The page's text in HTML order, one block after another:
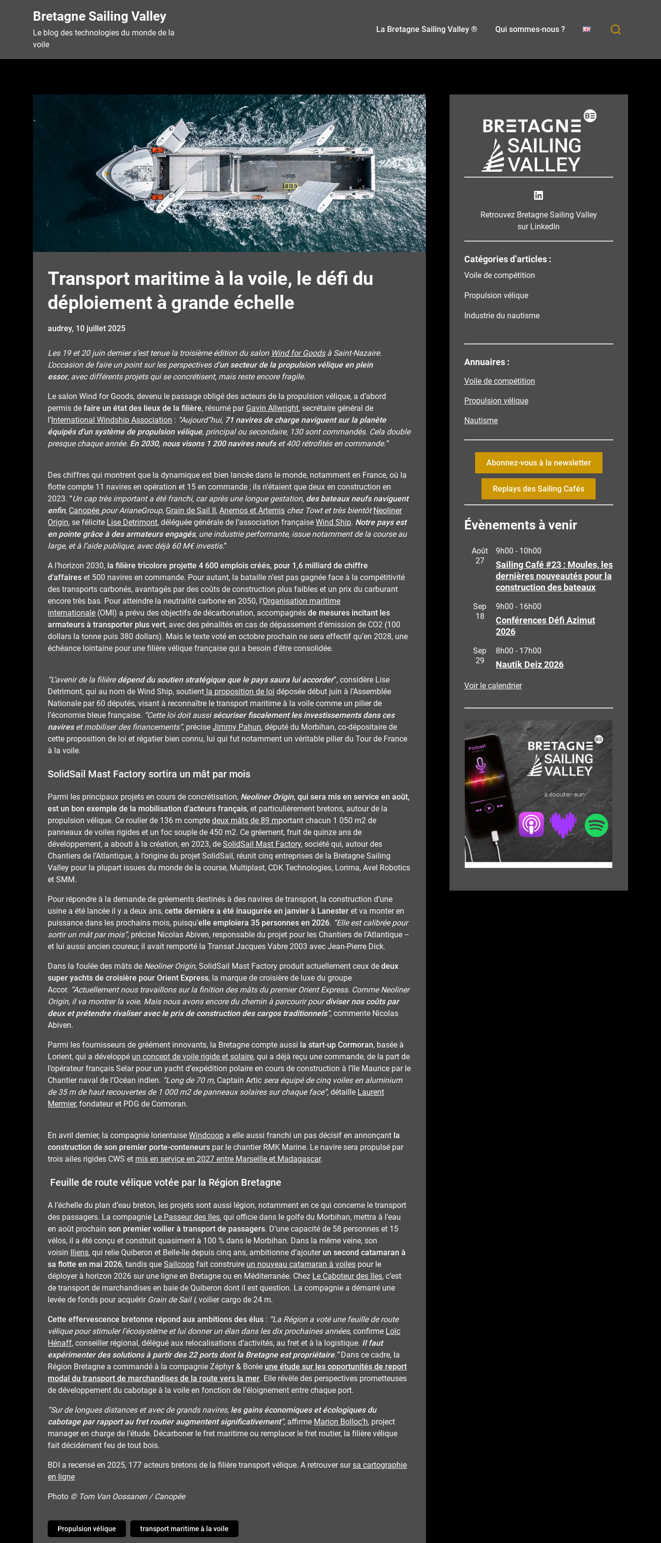
Bretagne Sailing Valley
Le blog des technologies du monde de la
voile
La Bretagne Sailing Valley ® Qui sommes-nous ?
Transport maritime à la voile, le défi du
déploiement à grande échelle
audrey, 10 juillet 2025
Les 19 et 20 juin dernier s’est tenue la troisième édition du salon Wind for Goodsà Saint-Nazaire.
L’occasion de faire un point sur les perspectives d’un secteur de la propulsion vélique en plein
essor, avec différents projets qui se concrétisent, mais reste encore fragile.
Le salon Wind for Goods, devenu le passage obligé des acteurs de la propulsion vélique, a d’abord
permis defaire un état des lieux de la filière, résumé par Gavin Allwright, secrétaire général de
l’International Windship Association : “Aujourd”hui, 71 navires de charge naviguent sur la planète
équipés d’un système de propulsion vélique, principal ou secondaire, 130 sont commandés. Cela double
presque chaque année. En 2030, nous visons 1 200 navires neufset 400 rétrofités en commande.”
Des chiffres qui montrent que la dynamique est bien lancée dans le monde, notamment en France, où la
flotte compte 11 navires en opération et 15 en commande ; ils n’étaient que deux en construction en
2023. “Un cap très important a été franchi, car après une longue gestation, des bateaux neufs naviguent
enfin, Canopée pour ArianeGroup, Grain de Sail II,Anemos et Artemis chez Towt et très bientôtNeoliner
Origin,se félicite Lise Detrimont, déléguée générale de l’association françaiseWind Ship. Notre pays est
en pointe grâce à des armateurs engagés, une industrie performante, issue notamment de la course au
large, et à l’aide publique, avec déjà 60 M€ investis.”
A l’horizon 2030, la filière tricolore projette 4 600 emplois créés, pour 1,6 milliard de chiffre
d’affaires et 500 navires en commande. Pour autant, la bataille n’est pas gagnée face à la compétitivité
des transports carbonés, avantagés par des coûts de construction plus faibles et un prix du carburant
encore très bas. Pour atteindre la neutralité carbone en 2050, l’Organisation maritime
internationale (OMI) a prévu des objectifs de décarbonation, accompagnésde mesures incitant les
armateurs à transporter plus vert, avec des pénalités en cas de dépassement d‘émission de CO2 (100
dollars la tonne puis 380 dollars). Mais le texte voté en octobre prochain ne sera effectif qu’en 2028, une
échéance lointaine pour une filière vélique française qui a besoin d’être consolidée.
“L’avenir de la filièredépend du soutien stratégique que le pays saura lui accorder”, considère Lise
Detrimont, qui au nom de Wind Ship, soutient la proposition de loi déposée début juin à l’Assemblée
Nationale par 60 députés, visant à reconnaître le transport maritime à la voile comme un pilier de
l’économie bleue française. “Cette loi doit aussisécuriser fiscalement les investissements dans ces
navireset mobiliser des financements”, préciseJimmy Pahun, député du Morbihan, co-dépositaire de
cette proposition de loi et régatier bien connu, lui qui fut notamment un véritable pilier du Tour de France
à la voile.
SolidSail Mast Factory sortira un mât par mois
Parmi les principaux projets en cours de concrétisation, Neoliner Origin, qui sera mis en service en août,
est un bon exemple de la mobilisation d’acteurs français, et particulièrement bretons, autour de la
propulsion vélique. Ce roulier de 136 m comptedeux mâts de 89 mportant chacun 1 050 m2 de
panneaux de voiles rigides et un foc souple de 450 m2. Ce gréement, fruit de quinze ans de
développement, a abouti à la création, en 2023, deSolidSail Mast Factory, société qui, autour des
Chantiers de l’Atlantique, à l’origine du projet SolidSail, réunit cinq entreprises de la Bretagne Sailing
Valley pour la plupart issues du monde de la course, Multiplast, CDK Technologies, Lorima, Avel Robotics
et SMM.
Pour répondre à la demande de gréements destinés à des navires de transport, la construction d’une
usine a été lancée il y a deux ans,cette dernière a été inaugurée en janvier à Lanester et va monter en
puissance dans les prochains mois, puisqu’elle emploiera 35 personnes en 2026. “Elle est calibrée pour
sortir un mât par mois”, précise Nicolas Abiven, responsable du projet pour les Chantiers de l’Atlantique –
et lui aussi ancien coureur, il avait remporté la Transat Jacques Vabre 2003 avec Jean-Pierre Dick.
Dans la foulée des mâts de Neoliner Origin, SolidSail Mast Factory produit actuellement ceux dedeux
super yachts de croisière pour Orient Express, la marque de croisière de luxe du groupe
Accor. “Actuellement nous travaillons sur la finition des mâts du premier Orient Express. Comme Neoliner
Origin, il va montrer la voie. Mais nous avons encore du chemin à parcourir pourdiviser nos coûts par
deux et prétendre rivaliser avec le prix de construction des cargos traditionnels”, commente Nicolas
Abiven.
Parmi les fournisseurs de gréément innovants, la Bretagne compte aussi la start-up Cormoran, basée à
Lorient, qui a développé un concept de voile rigide et solaire, qui a déjà reçu une commande, de la part de
l’opérateur français Selar pour un yacht d’expédition polaire en cours de construction à l’île Maurice par le
Chantier naval de l’Océan indien. “Long de 70 m, Captain Artic sera équipé de cinq voiles en aluminium
de 35 m de haut recouvertes de 1 000 m2 de panneaux solaires sur chaque face”,détaille Laurent
Mermier, fondateur et PDG de Cormoran.
En avril dernier, la compagnie lorientaiseWindcoop a elle aussi franchi un pas décisif en annonçant la
construction de son premier porte-conteneurs par le chantier RMK Marine. Le navire sera propulsé par
trois ailes rigides CWS et mis en service en 2027 entre Marseille et Madagascar.
Feuille de route vélique votée par la Région Bretagne
A l’échelle du plan d’eau breton, les projets sont aussi légion, notamment en ce qui concerne le transport
des passagers. La compagnie Le Passeur des îles, qui officie dans le golfe du Morbihan, mettra à l’eau
en août prochainson premier voilier à transport de passagers. D’une capacité de 58 personnes et 15
vélos, il a été conçu et construit quasiment à 100 % dans le Morbihan. Dans la même veine, son
voisin Iliens, qui relie Quiberon et Belle-île depuis cinq ans, ambitionne d’ajouter un second catamaran à
sa flotte en mai 2026, tandis queSailcoop fait construire un nouveau catamaran à voiles pour le
déployer à horizon 2026 sur une ligne en Bretagne ou en Méditerranée. Chez Le Caboteur des îles, c’est
de transport de marchandises en baie de Quiberon dont il est question. La compagnie a démarré une
levée de fonds pour acquérir Grain de Sail I, voilier cargo de 24 m.
Cette effervescence bretonne répond aux ambitions des élus : “La Région a voté une feuille de route
vélique pour stimuler l’écosystème et lui donner un élan dans les dix prochaines années,confirme Loïc
Hénaff, conseiller régional, délégué aux relocalisations d’activités, au fret et à la logistique. Il faut
expérimenter des solutions à partir des 22 ports dont la Bretagne est propriétaire.”Dans ce cadre, la
Région Bretagne a commandé à la compagnie Zéphyr & Borée une étude sur les opportunités de report
modal du transport de marchandises de la route vers la mer. Elle révèle des perspectives prometteuses
de développement du cabotage à la voile en fonction de l’éloignement entre chaque port.
“Sur de longues distances et avec de grands navires, les gains économiques et écologiques du
cabotage par rapport au fret routier augmentent significativement”, affirme Marion Bolloc’h, project
manager en charge de l’étude. Décarboner le fret maritime ou remplacer le fret routier, la filière vélique
fait décidément feu de tout bois.
BDI a recensé en 2025, 177 acteurs bretons de la filière transport vélique. A retrouver sursa cartographie
en ligne
Photo © Tom Van Oossanen / Canopée
Propulsion vélique transport maritime à la voile
Bretagne Sailing Valley
Retrouvez Bretagne Sailing Valley
sur LinkedIn
Catégories d’articles :
Voile de compétition
Propulsion vélique
Industrie du nautisme
Annuaires :
Voile de compétition
Propulsion vélique
Nautisme
Abonnez-vous à la newsletter
Replays des Sailing Cafés
Évènements à venir
Août
27
9h00 - 10h00
Sailing Café #23 : Moules, les
dernières nouveautés pour la
construction des bateaux
Sep
18
9h00 - 16h00
Conférences Défi Azimut
2026
Sep
29
8h00 - 17h00
Nautik Deiz 2026
Voir le calendrier